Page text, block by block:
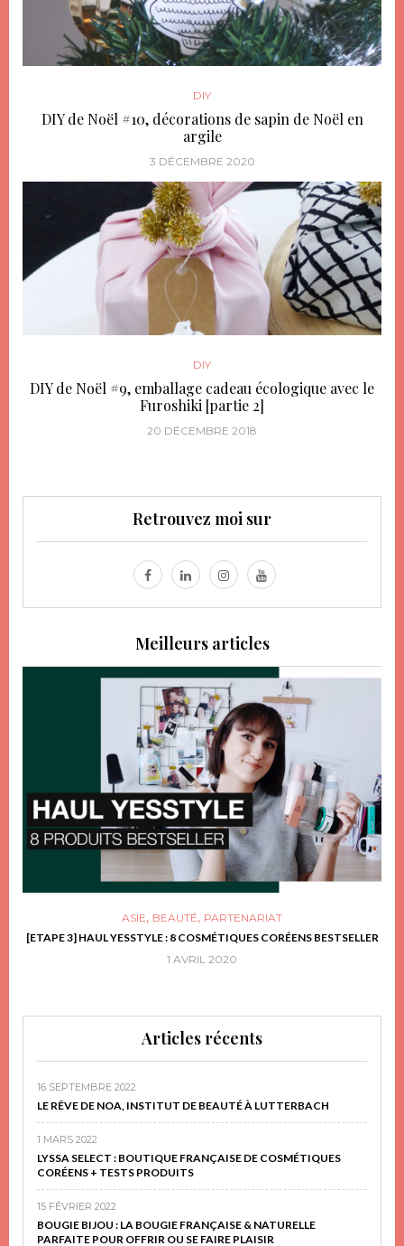
DIY
DIY de Noël #10, décorations de sapin de Noël en
argile
3 DÉCEMBRE 2020
DIY
DIY de Noël #9, emballage cadeau écologique avec le
Furoshiki [partie 2]
20 DÉCEMBRE 2018
Retrouvez moi sur
Meilleurs articles
ASIE, BEAUTÉ, PARTENARIAT
[ETAPE 3] HAUL YESSTYLE : 8 COSMÉTIQUES CORÉENS BESTSELLER
1 AVRIL 2020
Articles récents
16 SEPTEMBRE 2022
LE RÊVE DE NOA, INSTITUT DE BEAUTÉ À LUTTERBACH
1 MARS 2022
LYSSA SELECT : BOUTIQUE FRANÇAISE DE COSMÉTIQUES
CORÉENS + TESTS PRODUITS
15 FÉVRIER 2022
BOUGIE BIJOU : LA BOUGIE FRANÇAISE & NATURELLE
PARFAITE POUR OFFRIR OU SE FAIRE PLAISIR